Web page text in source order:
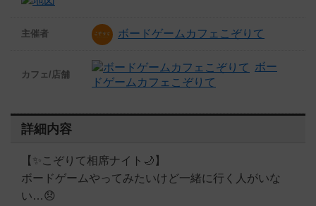
主催者 ボードゲームカフェこぞりて
カフェ/店舗
ボー
ドゲームカフェこぞりて
詳細内容
【✨こぞりて相席ナイト🌙】
ボードゲームやってみたいけど一緒に行く人がいな
い…😞